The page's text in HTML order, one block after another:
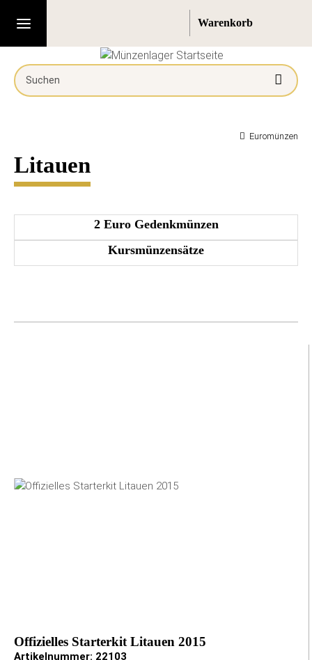
Euromünzen
Litauen
2 Euro Gedenkmünzen
Kursmünzensätze
Offizielles Starterkit Litauen 2015
Artikelnummer: 22103